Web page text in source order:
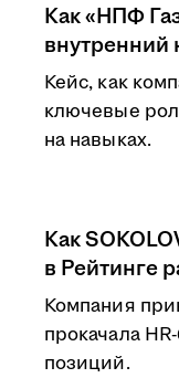
Как «НПФ
внутренний
Кейс, как
ключевые
на навыках.
Как
в Рейтинге
Компания
прокачала
позиций.